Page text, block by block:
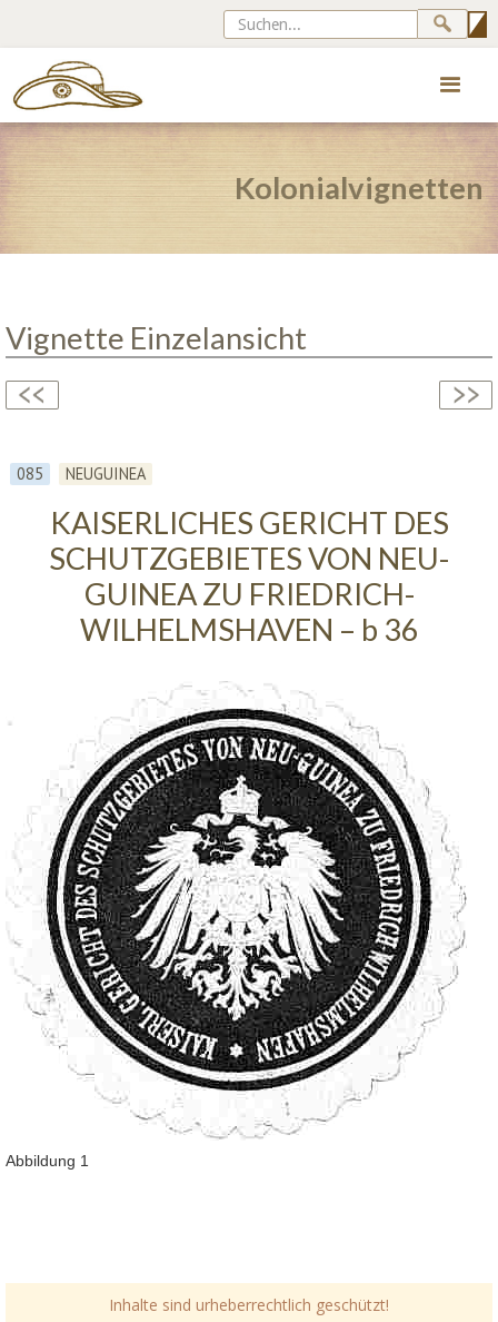
Kolonialvignetten
Vignette Einzelansicht
085 NEUGUINEA
KAISERLICHES GERICHT DES
SCHUTZGEBIETES VON NEU-
GUINEA ZU FRIEDRICH-
WILHELMSHAVEN – b 36
Abbildung 1
Inhalte sind urheberrechtlich geschützt!